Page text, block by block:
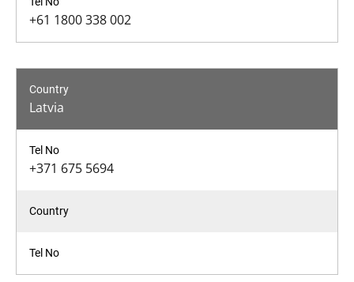
+61 1800 338 002
Latvia
+371 675 5694